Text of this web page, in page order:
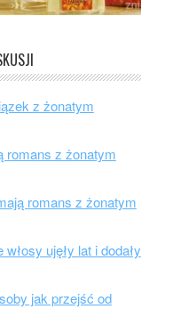
z żonatym
romans z żonatym
romans z żonatym
ujęły lat i dodały
jak przejść od